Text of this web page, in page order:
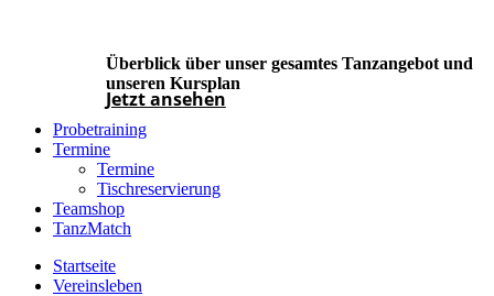
Überblick über unser gesamtes Tanzangebot und
unseren Kursplan
Jetzt ansehen
Probetraining
Termine
Termine
Tischreservierung
Teamshop
TanzMatch
Startseite
Vereinsleben